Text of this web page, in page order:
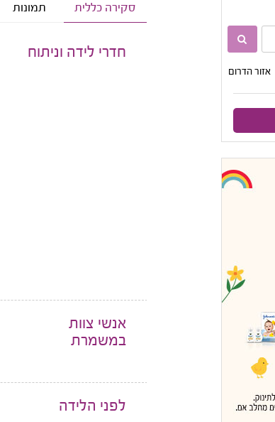
סקירה כללית תמונות
חדרי לידה וניתוח
אנשי צוות
במשמרת
לפני הלידה

אזור הדרום